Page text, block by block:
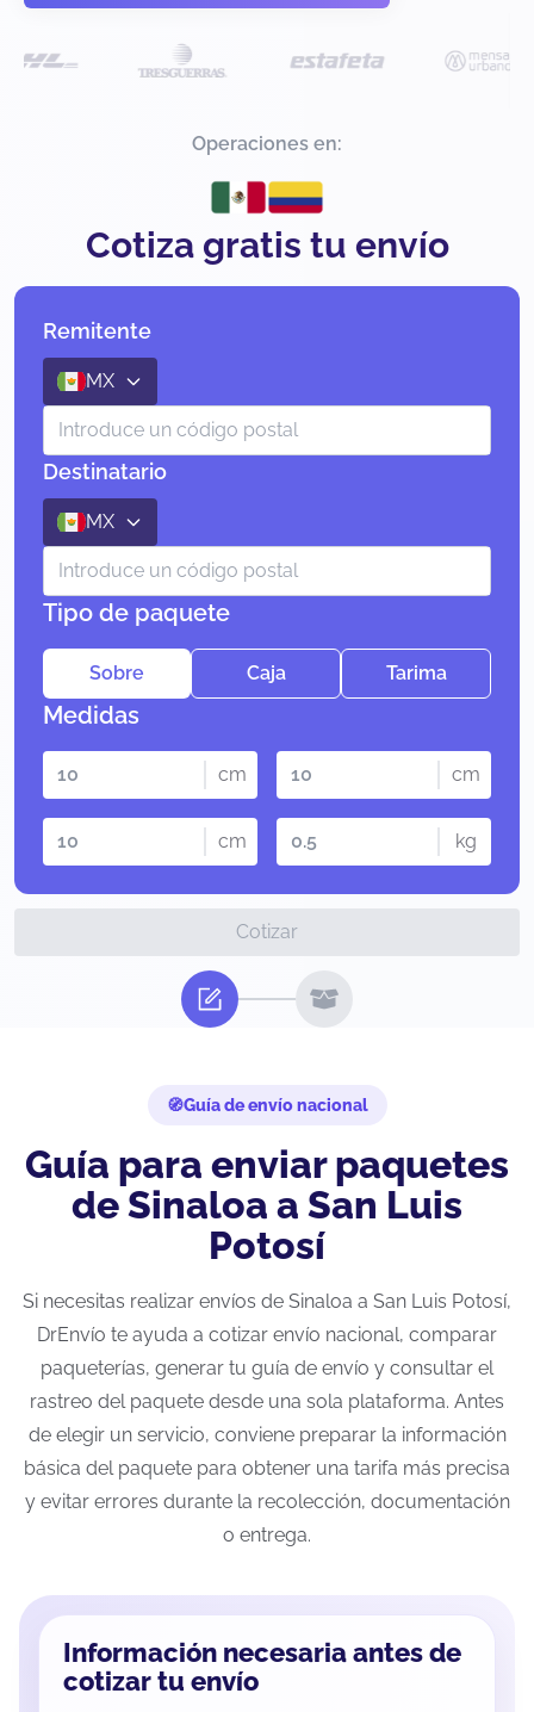
Operaciones en:
Cotiza gratis tu envío
Remitente
MX
Destinatario
MX
Tipo de paquete
Sobre Caja Tarima
Medidas
cm cm
cm kg
Cotizar
Guía de envío nacional
Guía para enviar paquetes
de Sinaloa a San Luis
Potosí
Si necesitas realizar envíos de Sinaloa a San Luis Potosí,
DrEnvío te ayuda a cotizar envío nacional, comparar
paqueterías, generar tu guía de envío y consultar el
rastreo del paquete desde una sola plataforma. Antes
de elegir un servicio, conviene preparar la información
básica del paquete para obtener una tarifa más precisa
y evitar errores durante la recolección, documentación
o entrega.
Información necesaria antes de
cotizar tu envío